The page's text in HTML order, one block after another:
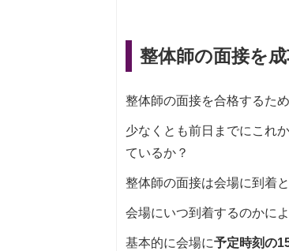
整体師の面接を
整体師の面接を合格するた
少なくとも前日までにこれ
ているか？
整体師の面接は会場に到着
会場にいつ到着するのかに
基本的に会場に予定時刻の